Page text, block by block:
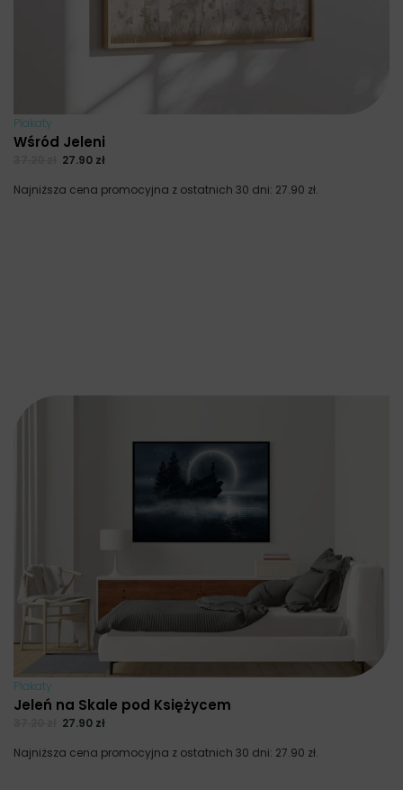
Plakaty
Wśród Jeleni
27.90 zł
Najniższa cena promocyjna z ostatnich 30 dni: 27.90 zł.
Plakaty
Jeleń na Skale pod Księżycem
27.90 zł
Najniższa cena promocyjna z ostatnich 30 dni: 27.90 zł.